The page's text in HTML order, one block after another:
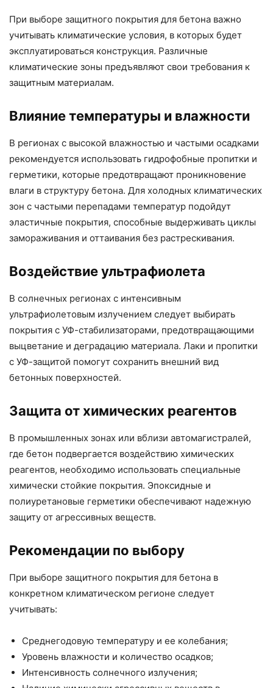
При выборе защитного покрытия для бетона важно
учитывать климатические условия, в которых будет
эксплуатироваться конструкция. Различные
климатические зоны предъявляют свои требования к
защитным материалам.
Влияние температуры и влажности
В регионах с высокой влажностью и частыми осадками
рекомендуется использовать гидрофобные пропитки и
герметики, которые предотвращают проникновение
влаги в структуру бетона. Для холодных климатических
зон с частыми перепадами температур подойдут
эластичные покрытия, способные выдерживать циклы
замораживания и оттаивания без растрескивания.
Воздействие ультрафиолета
В солнечных регионах с интенсивным
ультрафиолетовым излучением следует выбирать
покрытия с УФ-стабилизаторами, предотвращающими
выцветание и деградацию материала. Лаки и пропитки
с УФ-защитой помогут сохранить внешний вид
бетонных поверхностей.
Защита от химических реагентов
В промышленных зонах или вблизи автомагистралей,
где бетон подвергается воздействию химических
реагентов, необходимо использовать специальные
химически стойкие покрытия. Эпоксидные и
полиуретановые герметики обеспечивают надежную
защиту от агрессивных веществ.
Рекомендации по выбору
При выборе защитного покрытия для бетона в
конкретном климатическом регионе следует
учитывать:
Среднегодовую температуру и ее колебания;
Уровень влажности и количество осадков;
Интенсивность солнечного излучения;